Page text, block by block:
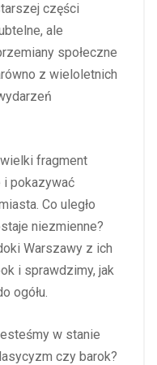
części
ale
społeczne
z wieloletnich
fragment
i pokazywać
Co uległo
niezmienne?
Warszawy z ich
i sprawdzimy, jak
ogółu.
w stanie
czy barok?